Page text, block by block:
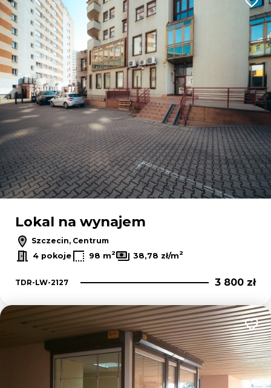
Lokal na wynajem
Szczecin, Centrum
4 pokoje
98 m2 38,78 zł/m2
TDR-LW-2127 3 800 zł